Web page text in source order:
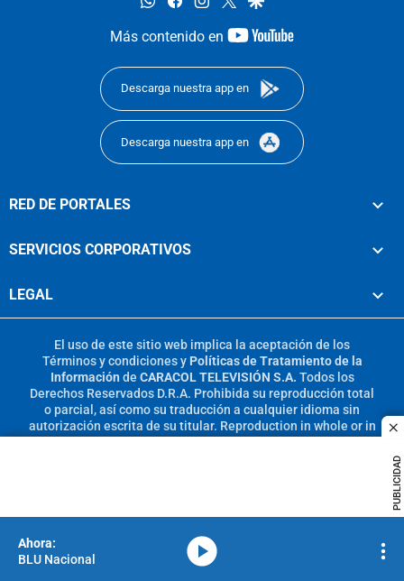
PUBLICIDAD
Más contenido en
youtube-
Descarga nuestra app en
Descarga nuestra app en
RED DE PORTALES
SERVICIOS CORPORATIVOS
LEGAL
El uso de este sitio web implica la aceptación de los
Términos y condicionesy Políticas de Tratamiento de la
Información de CARACOL TELEVISIÓN S.A. Todos los
Derechos Reservados D.R.A. Prohibida su reproducción total
o parcial, así como su traducción a cualquier idioma sin
autorización escrita de su titular. Reproduction in whole or in
BLU Nacional